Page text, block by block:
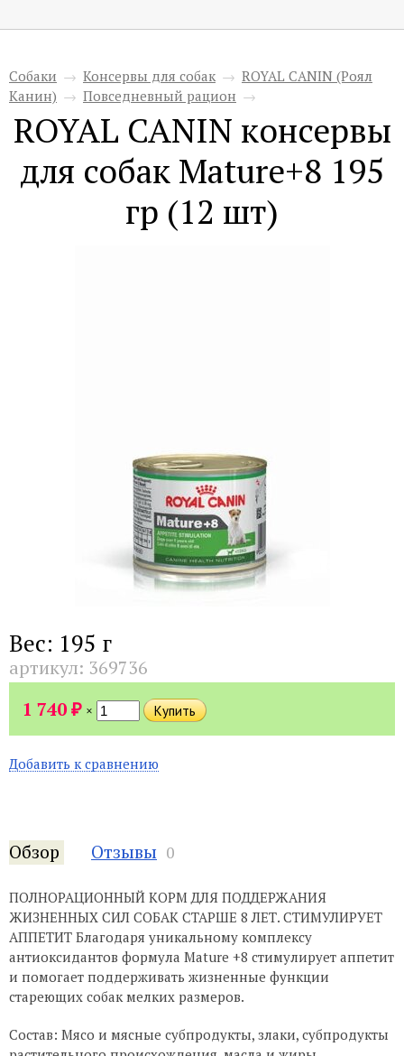
Собаки → Консервы для собак → ROYAL CANIN (Роял
Канин) → Повседневный рацион →
ROYAL CANIN консервы
для собак Mature+8 195
гр (12 шт)
Вес: 195 г
артикул: 369736
1 740₽ ×
Добавить к сравнению
Обзор Отзывы 0
ПОЛНОРАЦИОННЫЙ КОРМ ДЛЯ ПОДДЕРЖАНИЯ
ЖИЗНЕННЫХ СИЛ СОБАК СТАРШЕ 8 ЛЕТ. СТИМУЛИРУЕТ
АППЕТИТ Благодаря уникальному комплексу
антиоксидантов формула Mature +8 стимулирует аппетит
и помогает поддерживать жизненные функции
стареющих собак мелких размеров.
Состав: Мясо и мясные субпродукты, злаки, субпродукты